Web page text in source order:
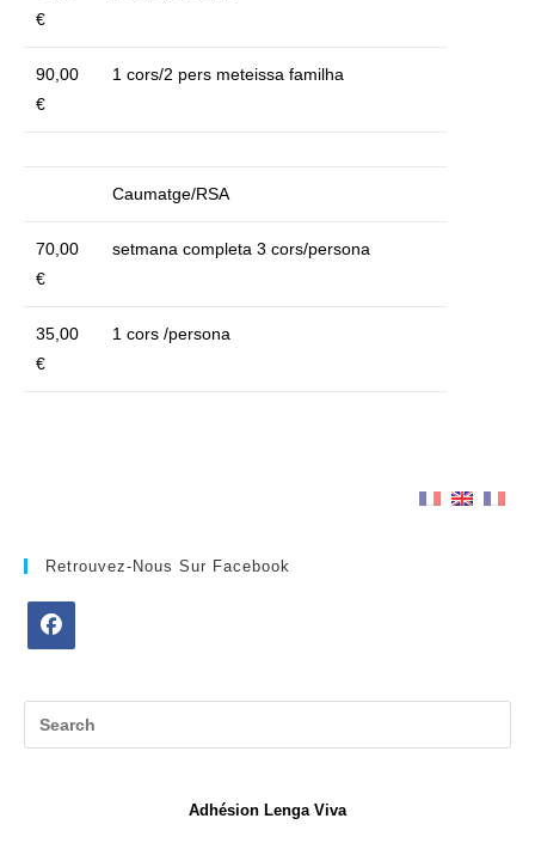
€
90,00
€
1 cors/2 pers meteissa familha
Caumatge/RSA
70,00
€
setmana completa 3 cors/persona
35,00
€
1 cors /persona
Retrouvez-Nous Sur Facebook
new
Adhésion Lenga Viva